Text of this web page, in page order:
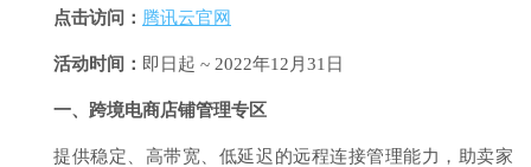
点击访问： 腾讯云官网
活动时间： 即日起 ~ 2022年12月31日
一、跨境电商店铺管理专区
提供稳定、高带宽、低延迟的远程连接管理能力，助卖家